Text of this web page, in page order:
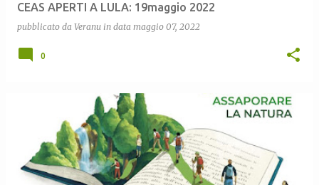
CEAS APERTI A LULA: 19maggio 2022
pubblicato da Veranu in data maggio 07, 2022
0